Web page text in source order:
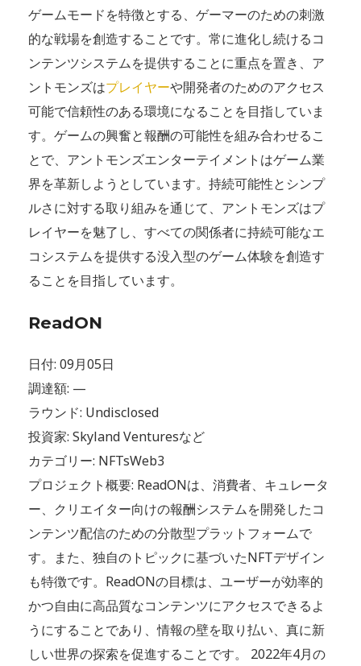
ゲームモードを特徴とする、ゲーマーのための刺激
的な戦場を創造することです。常に進化し続けるコ
ンテンツシステムを提供することに重点を置き、ア
ントモンズはプレイヤーや開発者のためのアクセス
可能で信頼性のある環境になることを目指していま
す。ゲームの興奮と報酬の可能性を組み合わせるこ
とで、アントモンズエンターテイメントはゲーム業
界を革新しようとしています。持続可能性とシンプ
ルさに対する取り組みを通じて、アントモンズはプ
レイヤーを魅了し、すべての関係者に持続可能なエ
コシステムを提供する没入型のゲーム体験を創造す
ることを目指しています。
ReadON
日付: 09月05日
調達額: —
ラウンド: Undisclosed
投資家: Skyland Venturesなど
カテゴリー: NFTsWeb3
プロジェクト概要: ReadONは、消費者、キュレータ
ー、クリエイター向けの報酬システムを開発したコ
ンテンツ配信のための分散型プラットフォームで
す。また、独自のトピックに基づいたNFTデザイン
も特徴です。ReadONの目標は、ユーザーが効率的
かつ自由に高品質なコンテンツにアクセスできるよ
うにすることであり、情報の壁を取り払い、真に新
しい世界の探索を促進することです。 2022年4月の